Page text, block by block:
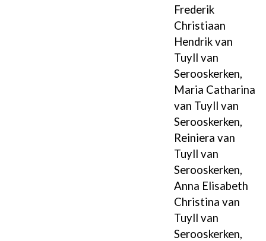
Frederik
Christiaan
Hendrik van
Tuyll van
Serooskerken,
Maria Catharina
van Tuyll van
Serooskerken,
Reiniera van
Tuyll van
Serooskerken,
Anna Elisabeth
Christina van
Tuyll van
Serooskerken,